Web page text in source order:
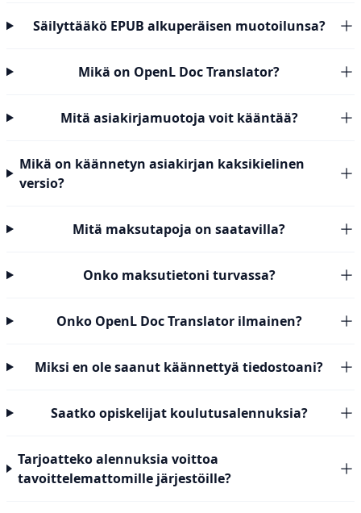
Säilyttääkö EPUB alkuperäisen muotoilunsa?
Mikä on OpenL Doc Translator?
Mitä asiakirjamuotoja voit kääntää?
Mikä on käännetyn asiakirjan kaksikielinen
versio?
Mitä maksutapoja on saatavilla?
Onko maksutietoni turvassa?
Onko OpenL Doc Translator ilmainen?
Miksi en ole saanut käännettyä tiedostoani?
Saatko opiskelijat koulutusalennuksia?
Tarjoatteko alennuksia voittoa
tavoittelemattomille järjestöille?